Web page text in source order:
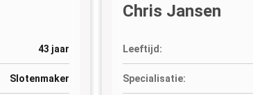
43 jaar
Slotenmaker
Chris Jansen
Leeftijd:
Specialisatie: